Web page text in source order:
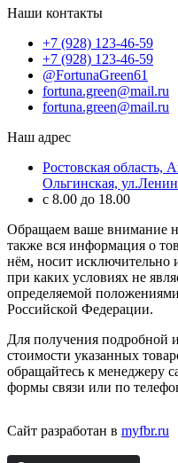
Наши контакты
+7 (928) 123-46-59
+7 (928) 123-46-59
@FortunaGreen61
fortuna.green@mail.ru
fortuna.green@mail.ru
Наш адрес
Ростовская область,
Ольгинская,
с 8.00 до 18.00
Обращаем ваше внимание
также вся информация о
нём, носит
при каких условиях не
определяемой
Российской Федерации.
Для получения подробной
стоимости указанных
обращайтесь к менеджеру
формы связи или по
Сайт разработан в myfbr.ru